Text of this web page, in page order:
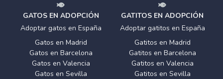
GATOS EN ADOPCIÓN
Adoptar gatos en España
Gatos en Madrid
Gatos en Barcelona
Gatos en Valencia
Gatos en Sevilla
GATITOS EN ADOPCIÓN
Adoptar gatitos en España
Gatitos en Madrid
Gatitos en Barcelona
Gatitos en Valencia
Gatitos en Sevilla